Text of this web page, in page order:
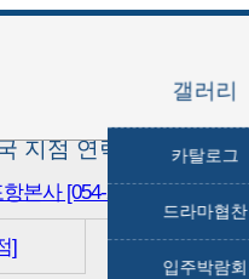
갤러리
카탈로그
드라마협찬
입주박람회
지점 연락처 안내
본사 [054-231-9111]
]